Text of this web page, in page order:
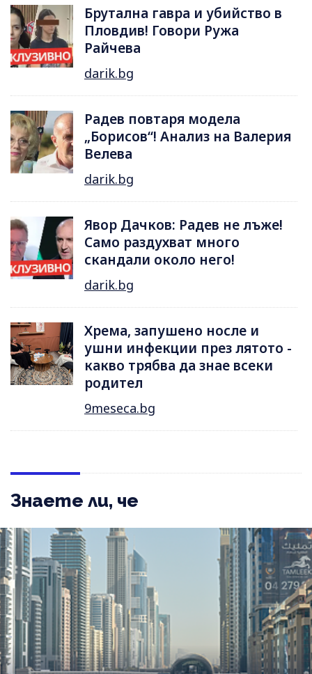
Брутална гавра и убийство в
Пловдив! Говори Ружа
Райчева
darik.bg
Радев повтаря модела
„Борисов“! Анализ на Валерия
Велева
darik.bg
Явор Дачков: Радев не лъже!
Само раздухват много
скандали около него!
darik.bg
Хрема, запушено носле и
ушни инфекции през лятотo -
какво трябва да знае всеки
родител
9meseca.bg
Знаете ли, че